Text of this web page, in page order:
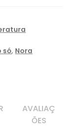
só, Nora
AVALIAÇ
ÕES